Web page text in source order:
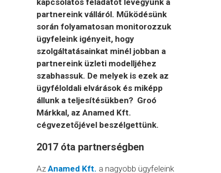
partnereink válláról. Működésünk
során folyamatosan monitorozzuk
ügyfeleink igényeit, hogy
szolgáltatásainkat minél jobban a
partnereink üzleti modelljéhez
szabhassuk. De melyek is ezek az
ügyféloldali elvárások és miképp
állunk a teljesítésükben? Groó
Márkkal, az Anamed Kft.
cégvezetőjével beszélgettünk.
2017 óta partnerségben
Az Anamed Kft. a nagyobb ügyfeleink